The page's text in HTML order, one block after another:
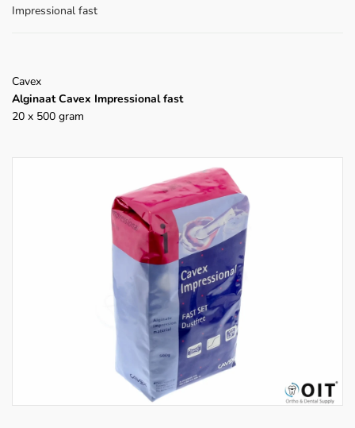
Impressional fast
Cavex
Alginaat Cavex Impressional fast
20 x 500 gram